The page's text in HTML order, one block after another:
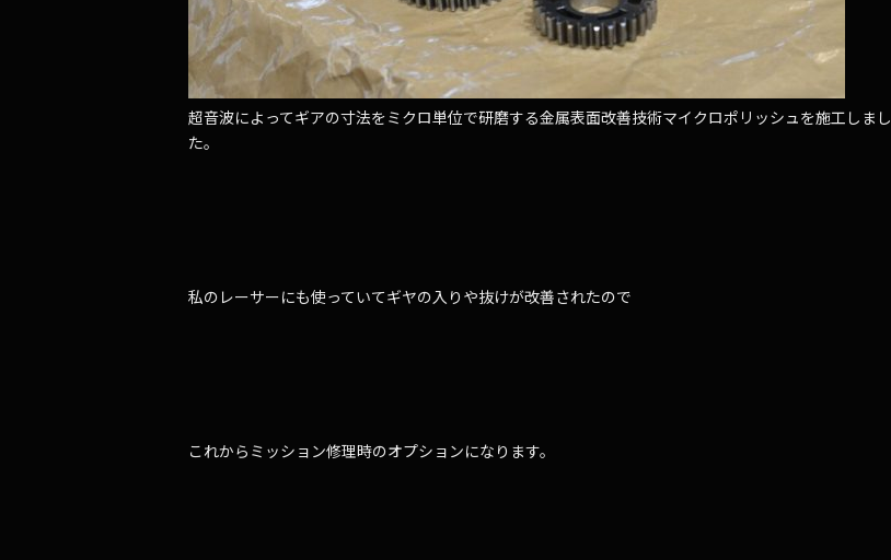
超音波によってギアの寸法をミクロ単位で研磨する金属表面改善技術マイクロポリッシュを施工しまし
た。
私のレーサーにも使っていてギヤの入りや抜けが改善されたので
これからミッション修理時のオプションになります。